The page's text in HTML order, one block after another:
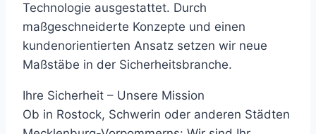
Technologie ausgestattet. Durch
maßgeschneiderte Konzepte und einen
kundenorientierten Ansatz setzen wir neue
Maßstäbe in der Sicherheitsbranche.
Ihre Sicherheit – Unsere Mission
Ob in Rostock, Schwerin oder anderen Städten